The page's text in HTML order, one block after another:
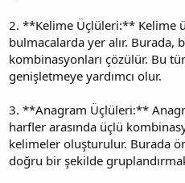
2. **Kelime Üçlüleri:** Kelime
bulmacalarda yer alır.
kombinasyonları çözülür. Bu
genişletmeye yardımcı olur.
3. **Anagram Üçlüleri:**
harfler arasında üçlü
kelimeler oluşturulur. Burada
doğru bir şekilde